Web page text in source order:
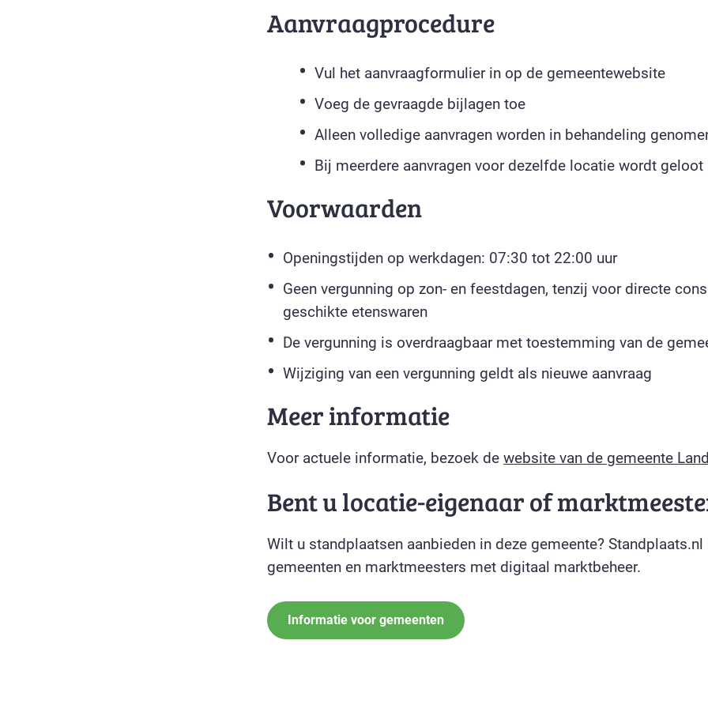
Aanvraagprocedure
Vul het aanvraagformulier in op de gemeentewebsite
Voeg de gevraagde bijlagen toe
Alleen volledige aanvragen worden in behandeling
Bij meerdere aanvragen voor dezelfde locatie wordt geloot
Voorwaarden
Openingstijden op werkdagen: 07:30 tot 22:00 uur
Geen vergunning op zon- en feestdagen, tenzij voor directe
geschikte etenswaren
De vergunning is overdraagbaar met toestemming van de
Wijziging van een vergunning geldt als nieuwe aanvraag
Meer informatie
Voor actuele informatie, bezoek de website van de gemeente
Bent u locatie-eigenaar of
Wilt u standplaatsen aanbieden in deze gemeente? Standplaats.nl
gemeenten en marktmeesters met digitaal marktbeheer.
Informatie voor gemeenten